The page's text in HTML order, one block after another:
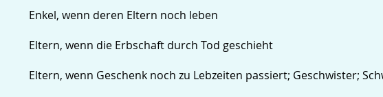
Enkel, wenn deren Eltern noch leben
Eltern, wenn die Erbschaft durch Tod geschieht
Eltern, wenn Geschenk noch zu Lebzeiten passiert; Geschwister;